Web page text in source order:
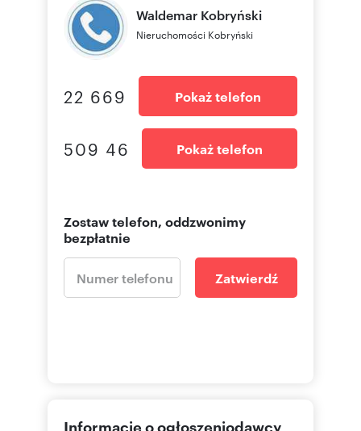
Waldemar Kobryński
Nieruchomości Kobryński
22 669 Pokaż telefon
509 46 Pokaż telefon
Zostaw telefon, oddzwonimy
bezpłatnie
Zatwierdź
Informacje o ogłoszeniodawcy